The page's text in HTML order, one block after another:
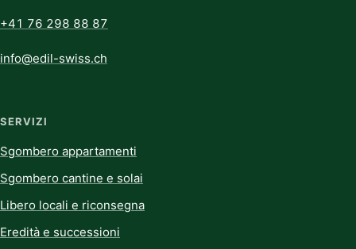
+41 76 298 88 87
info@edil-swiss.ch
SERVIZI
Sgombero appartamenti
Sgombero cantine e solai
Libero locali e riconsegna
Eredità e successioni